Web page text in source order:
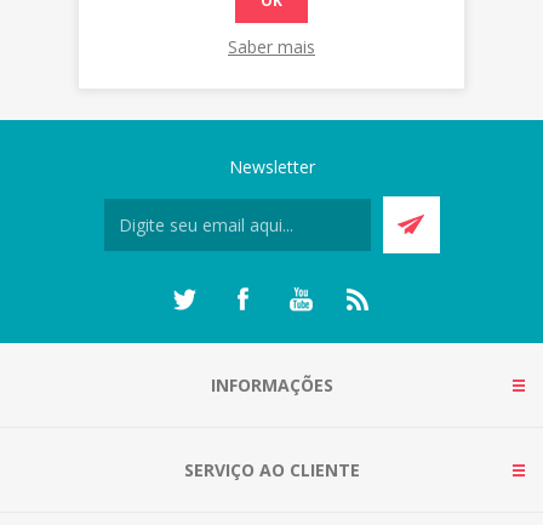
Newsletter
INFORMAÇÕES
SERVIÇO AO CLIENTE
Saber mais